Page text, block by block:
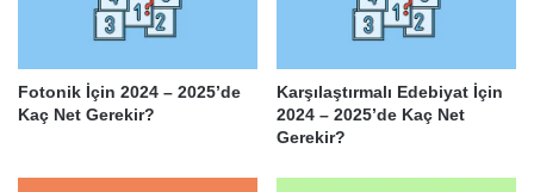
Fotonik İçin 2024 – 2025’de
Kaç Net Gerekir?
Karşılaştırmalı Edebiyat İçin
2024 – 2025’de Kaç Net
Gerekir?